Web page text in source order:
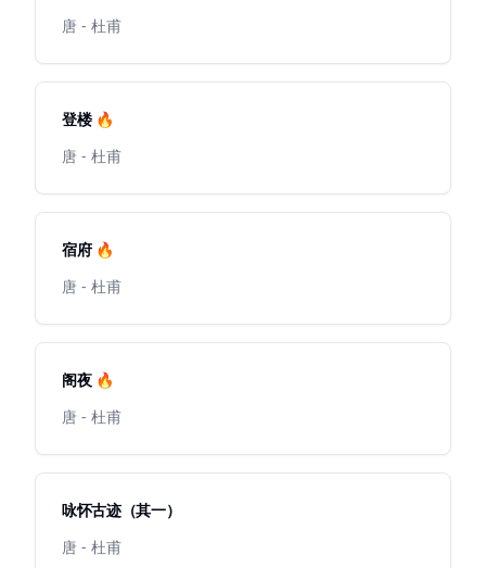
唐 - 杜甫
登楼 🔥
唐 - 杜甫
宿府 🔥
唐 - 杜甫
阁夜 🔥
唐 - 杜甫
咏怀古迹（其一）
唐 - 杜甫